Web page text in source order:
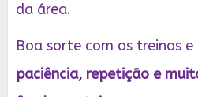
da área.
Boa sorte com os treinos
paciência, repetição e